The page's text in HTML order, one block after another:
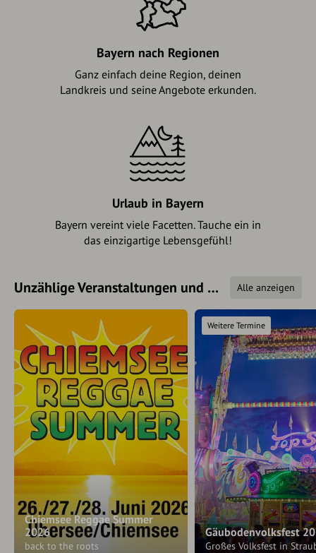
Bayern nach Regionen
Ganz einfach deine Region, deinen
Landkreis und seine Angebote erkunden.
Urlaub in Bayern
Bayern vereint viele Facetten. Tauche ein in
das einzigartige Lebensgefühl!
Unzählige Veranstaltungen und bayernweite Events Alle anzeigen
Chiemsee Reggae Summer
2026
back to the roots
Gäubodenvolksfest
Großes Volksfest in
Weitere Termine